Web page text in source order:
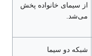
از سیمای خانواده پخش
می‌شد.
شبکه دو سیما